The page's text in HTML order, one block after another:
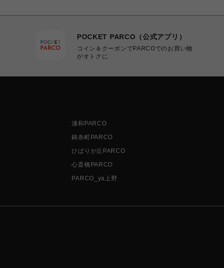
POCKET PARCO（公式アプリ）
コイン＆クーポンでPARCOでのお買い物
がオトクに
浦和PARCO
錦糸町PARCO
ひばりが丘PARCO
心斎橋PARCO
PARCO_ya上野